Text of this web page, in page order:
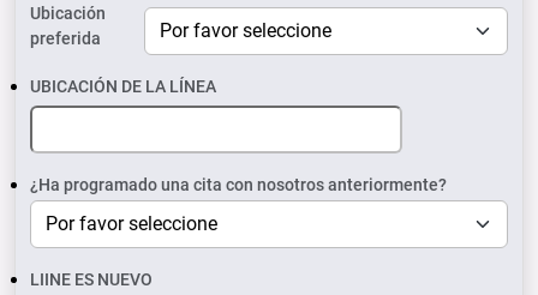
Ubicación
preferida
UBICACIÓN DE LA LÍNEA
¿Ha programado una cita con nosotros anteriormente?
LIINE ES NUEVO